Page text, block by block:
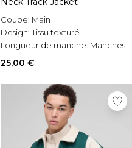
Coupe: Main
Design:Tissu texturé
Longueur de manche: Manches
longues
25,00 €